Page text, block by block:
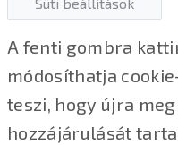
Süti beállítások
A fenti gombra
módosíthatja
teszi, hogy újra
hozzájárulását